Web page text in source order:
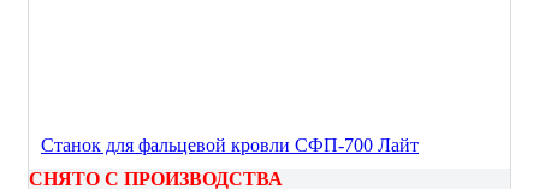
Станок для фальцевой кровли СФП-700 Лайт
СНЯТО С ПРОИЗВОДСТВА